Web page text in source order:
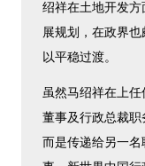
绍祥在土地开发
展规划，在政界也
以平稳过渡。
虽然马绍祥在上
董事及行政总裁职
而是传递给另一